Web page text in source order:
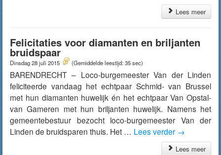
Lees meer
Felicitaties voor diamanten en briljanten
bruidspaar
Dinsdag 28 juli 2015 (Gemiddelde leestijd: 35 sec)
BARENDRECHT – Loco-burgemeester Van der Linden
feliciteerde vandaag het echtpaar Schmid- van Brussel
met hun diamanten huwelijk én het echtpaar Van Opstal-
van Gameren met hun briljanten huwelijk. Namens het
gemeentebestuur bezocht loco-burgemeester Van der
Linden de bruidsparen thuis. Het … Lees verder →
Lees meer